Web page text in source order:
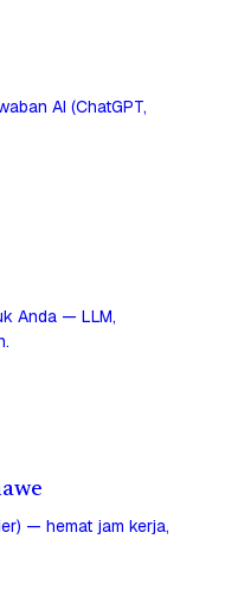
AI (ChatGPT,
Anda — LLM,
— hemat jam kerja,